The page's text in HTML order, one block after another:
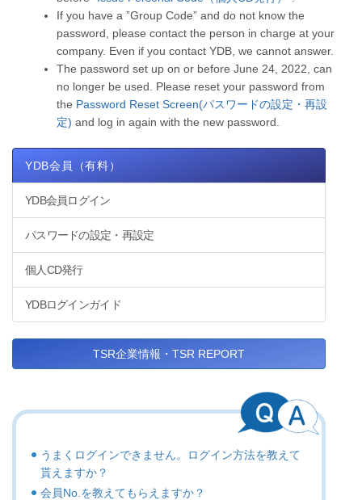
If you have a ”Group Code” and do not know the
password, please contact the person in charge at your
company. Even if you contact YDB, we cannot answer.
The password set up on or before June 24, 2022, can
no longer be used. Please reset your password from
the Password Reset Screen(パスワードの設定・再設
定) and log in again with the new password.
YDB会員（有料）
YDB会員ログイン
パスワードの設定・再設定
個人CD発行
YDBログインガイド
TSR企業情報・TSR REPORT
うまくログインできません。ログイン方法を教えて
貰えますか？
会員No.を教えてもらえますか？